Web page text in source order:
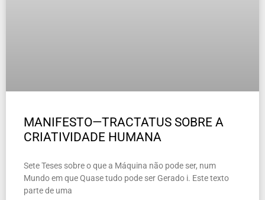
MANIFESTO—TRACTATUS SOBRE A
CRIATIVIDADE HUMANA
Sete Teses sobre o que a Máquina não pode ser, num
Mundo em que Quase tudo pode ser Gerado i. Este texto
parte de uma